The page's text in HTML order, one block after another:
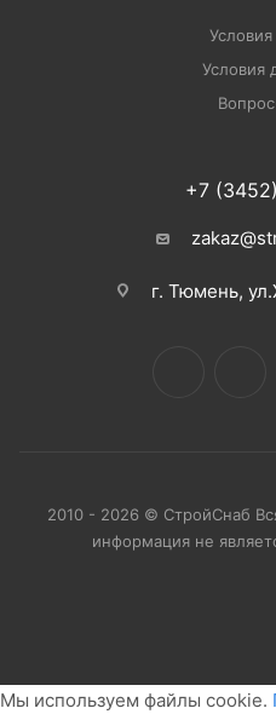
Условия
+7
г. Тюмень,
2010 - 2026 © СтройСнаб
информация не
Мы используем файлы cookie.